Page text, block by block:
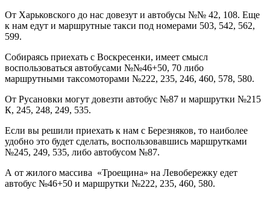
От Харьковского до нас довезут и автобусы №№ 42, 108. Еще
к нам едут и маршрутные такси под номерами 503, 542, 562,
599.
Собираясь приехать с Воскресенки, имеет смысл
воспользоваться автобусами №№46+50, 70 либо
маршрутными таксомоторами №222, 235, 246, 460, 578, 580.
От Русановки могут довезти автобус №87 и маршрутки №215
К, 245, 248, 249, 535.
Если вы решили приехать к нам с Березняков, то наиболее
удобно это будет сделать, воспользовавшись маршрутками
№245, 249, 535, либо автобусом №87.
А от жилого массива «Троещина» на Левобережку едет
автобус №46+50 и маршрутки №222, 235, 460, 580.